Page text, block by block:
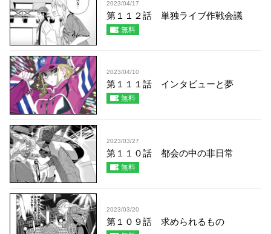
2023/04/17
第１１２話 単独ライブ作戦会議
無料
2023/04/10
第１１１話 インタビューと夢
無料
2023/03/27
第１１０話 都会の中の非日常
無料
2023/03/20
第１０９話 求められるもの